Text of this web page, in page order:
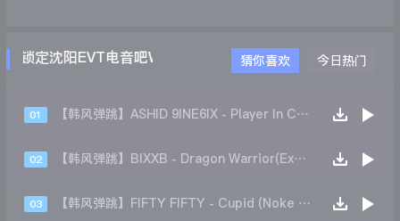
锁定沈阳EVT电音吧WWW.EVTDJ.COM
猜你喜欢 今日热门
01 【韩风弹跳】ASHID 9INE6IX - Player In C (Remix)
02 【韩风弹跳】BIXXB - Dragon Warrior(Extended Mix)
03 【韩风弹跳】FIFTY FIFTY - Cupid (Noke Remix)